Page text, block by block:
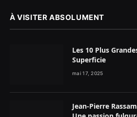
À VISITER ABSOLUMENT
Les 10 Plus
Superficie
mai 17, 2025
Jean-Pierre